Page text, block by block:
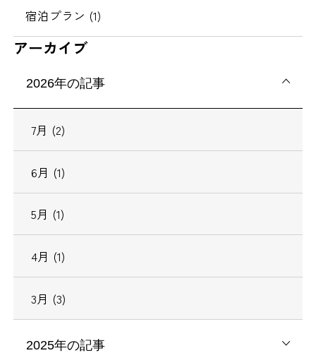
宿泊プラン (1)
アーカイブ
2026年の記事
7月 (2)
6月 (1)
5月 (1)
4月 (1)
3月 (3)
2025年の記事